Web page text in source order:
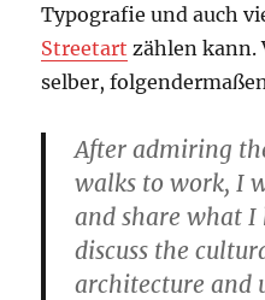
Typografie und auch
Streetart zählen kann.
selber,
After admiring
walks to work, I
and share what I
discuss the
architecture and